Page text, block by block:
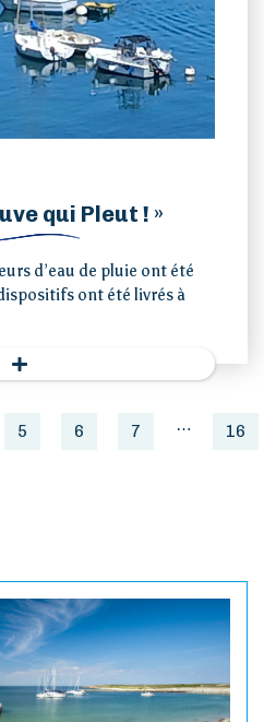
qui Pleut ! »
d’eau de pluie ont été
ont été livrés à
5 6 7 … 16